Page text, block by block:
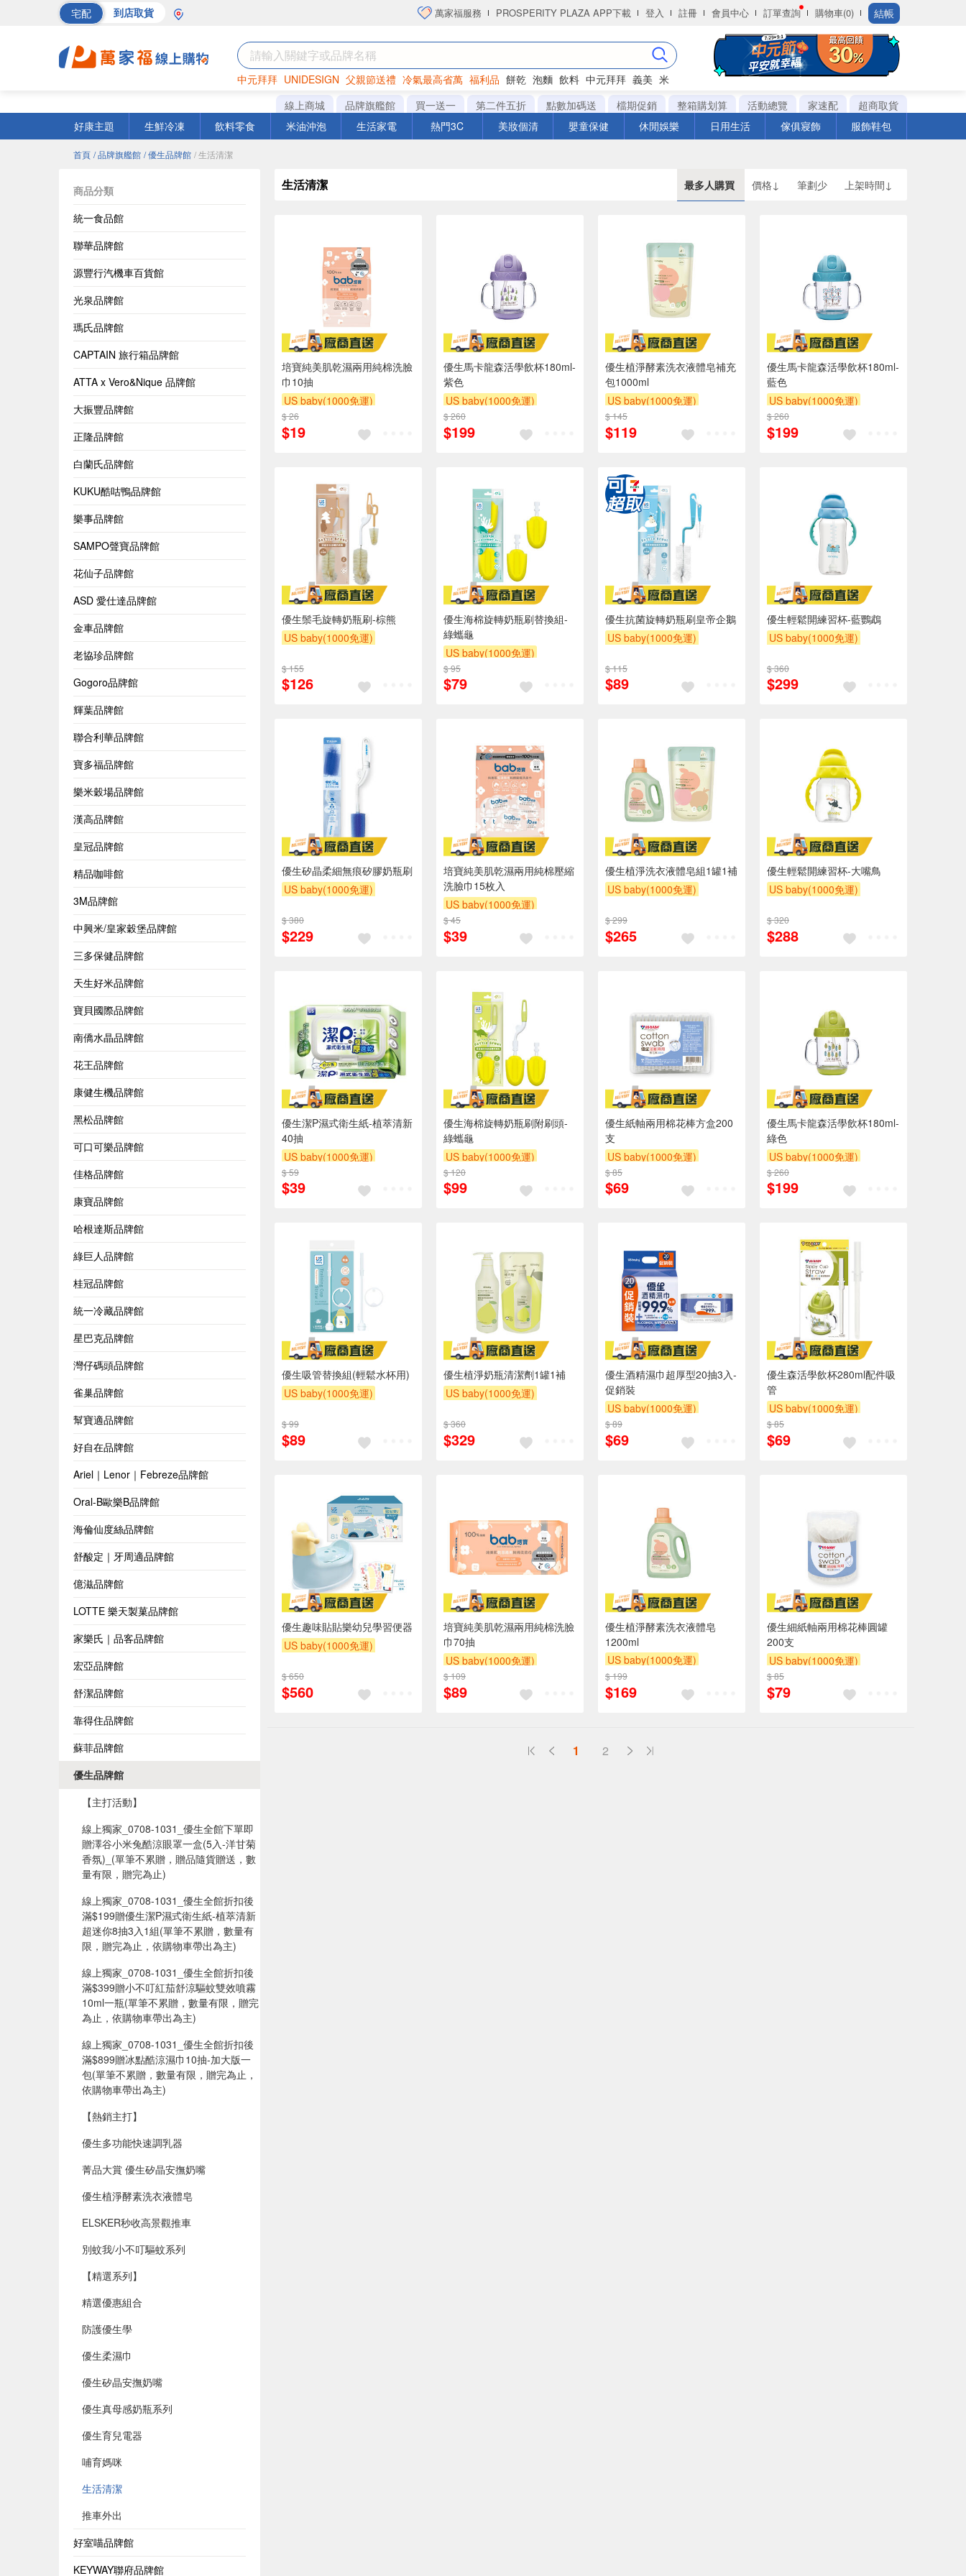
宅配 到店取貨 萬家福服務 PROSPERITY PLAZA APP下載 登入 註冊 會員中心 訂單查詢 購物車(0) 結帳
中元拜拜 UNIDESIGN 父親節送禮 冷氣最高省萬 福利品 餅乾 泡麵 飲料 中元拜拜 義美 米
罐頭 海苔 洋芋片
線上商城 品牌旗艦館 買一送一 第二件五折 點數加碼送 檔期促銷 整箱購划算 活動總覽 家速配
超商取貨
好康主題
生鮮冷凍 飲料零食 米油沖泡 生活家電 熱門3C 美妝個清 嬰童保健 休閒娛樂 日用生活 傢俱寢飾 服飾鞋包
首頁 / 品牌旗艦館 / 優生品牌館 / 生活清潔
商品分類
統一食品館
聯華品牌館
源豐行汽機車百貨館
光泉品牌館
瑪氏品牌館
CAPTAIN 旅行箱品牌館
ATTA x Vero&Nique 品牌館
大振豐品牌館
正隆品牌館
白蘭氏品牌館
KUKU酷咕鴨品牌館
樂事品牌館
SAMPO聲寶品牌館
花仙子品牌館
ASD 愛仕達品牌館
金車品牌館
老協珍品牌館
Gogoro品牌館
輝葉品牌館
聯合利華品牌館
寶多福品牌館
樂米穀場品牌館
漢高品牌館
皇冠品牌館
精品咖啡館
3M品牌館
中興米/皇家穀堡品牌館
三多保健品牌館
天生好米品牌館
寶貝國際品牌館
南僑水晶品牌館
花王品牌館
康健生機品牌館
黑松品牌館
可口可樂品牌館
佳格品牌館
康寶品牌館
哈根達斯品牌館
綠巨人品牌館
桂冠品牌館
統一冷藏品牌館
星巴克品牌館
灣仔碼頭品牌館
雀巢品牌館
幫寶適品牌館
好自在品牌館
Ariel｜Lenor｜Febreze品牌館
Oral-B歐樂B品牌館
海倫仙度絲品牌館
舒酸定｜牙周適品牌館
億滋品牌館
LOTTE 樂天製菓品牌館
家樂氏｜品客品牌館
宏亞品牌館
舒潔品牌館
靠得住品牌館
蘇菲品牌館
優生品牌館
【主打活動】
線上獨家_0708-1031_優生全館下單即
贈澤谷小米兔酷涼眼罩一盒(5入-洋甘菊
香氛)_(單筆不累贈，贈品隨貨贈送，數
量有限，贈完為止)
線上獨家_0708-1031_優生全館折扣後
滿$199贈優生潔P濕式衛生紙-植萃清新
超迷你8抽3入1組(單筆不累贈，數量有
限，贈完為止，依購物車帶出為主)
線上獨家_0708-1031_優生全館折扣後
滿$399贈小不叮紅茄舒涼驅蚊雙效噴霧
10ml一瓶(單筆不累贈，數量有限，贈完
為止，依購物車帶出為主)
線上獨家_0708-1031_優生全館折扣後
滿$899贈冰點酷涼濕巾10抽-加大版一
包(單筆不累贈，數量有限，贈完為止，
依購物車帶出為主)
【熱銷主打】
優生多功能快速調乳器
菁品大賞 優生矽晶安撫奶嘴
優生植淨酵素洗衣液體皂
ELSKER秒收高景觀推車
別蚊我/小不叮驅蚊系列
【精選系列】
精選優惠組合
防護優生學
優生柔濕巾
優生矽晶安撫奶嘴
優生真母感奶瓶系列
優生育兒電器
哺育媽咪
生活清潔
推車外出
好室喵品牌館
KEYWAY聯府品牌館
生活清潔 最多人購買 價格↓ 筆劃少 上架時間↓
培寶純美肌乾濕兩用純棉洗臉
巾10抽
US baby(1000免運)
下單贈
滿額贈
$ 26
$19
優生馬卡龍森活學飲杯180ml-
紫色
US baby(1000免運)
下單贈
滿額贈
$ 260
$199
優生植淨酵素洗衣液體皂補充
包1000ml
US baby(1000免運)
下單贈
滿額贈
$ 145
$119
優生馬卡龍森活學飲杯180ml-
藍色
US baby(1000免運)
下單贈
滿額贈
$ 260
$199
優生鬃毛旋轉奶瓶刷-棕熊
US baby(1000免運)
滿額贈
$ 155
$126
優生海棉旋轉奶瓶刷替換組-
綠蠵龜
US baby(1000免運)
下單贈
滿額贈
$ 95
$79
優生抗菌旋轉奶瓶刷皇帝企鵝
US baby(1000免運)
滿額贈
$ 115
$89
優生輕鬆開練習杯-藍鸚鵡
US baby(1000免運)
滿額贈
$ 360
$299
優生矽晶柔細無痕矽膠奶瓶刷
US baby(1000免運)
滿額贈
$ 380
$229
培寶純美肌乾濕兩用純棉壓縮
洗臉巾15枚入
US baby(1000免運)
下單贈
滿額贈
$ 45
$39
優生植淨洗衣液體皂組1罐1補
US baby(1000免運)
滿額贈
$ 299
$265
優生輕鬆開練習杯-大嘴鳥
US baby(1000免運)
滿額贈
$ 320
$288
優生潔P濕式衛生紙-植萃清新
40抽
US baby(1000免運)
下單贈
滿額贈
$ 59
$39
優生海棉旋轉奶瓶刷附刷頭-
綠蠵龜
US baby(1000免運)
下單贈
滿額贈
$ 120
$99
優生紙軸兩用棉花棒方盒200
支
US baby(1000免運)
下單贈
滿額贈
$ 85
$69
優生馬卡龍森活學飲杯180ml-
綠色
US baby(1000免運)
下單贈
滿額贈
$ 260
$199
優生吸管替換組(輕鬆水杯用)
US baby(1000免運)
滿額贈
$ 99
$89
優生植淨奶瓶清潔劑1罐1補
US baby(1000免運)
滿額贈
$ 360
$329
優生酒精濕巾超厚型20抽3入-
促銷裝
US baby(1000免運)
下單贈
滿額贈
$ 89
$69
優生森活學飲杯280ml配件吸
管
US baby(1000免運)
下單贈
滿額贈
$ 85
$69
優生趣味貼貼樂幼兒學習便器
US baby(1000免運)
滿額贈
$ 650
$560
培寶純美肌乾濕兩用純棉洗臉
巾70抽
US baby(1000免運)
下單贈
滿額贈
$ 109
$89
優生植淨酵素洗衣液體皂
1200ml
US baby(1000免運)
下單贈
滿額贈
$ 199
$169
優生細紙軸兩用棉花棒圓罐
200支
US baby(1000免運)
下單贈
滿額贈
$ 85
$79
1 2